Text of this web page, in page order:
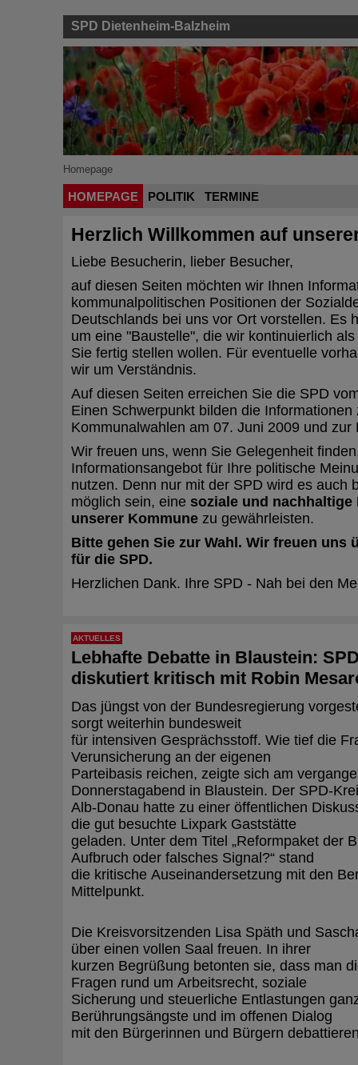
SPD Dietenheim-Balzheim
Homepage
HOMEPAGE POLITIK TERMINE
Herzlich Willkommen auf
Liebe Besucherin, lieber Besucher,
auf diesen Seiten möchten wir Ihnen
kommunalpolitischen Positionen der
Deutschlands bei uns vor Ort vorstellen. Es
um eine "Baustelle", die wir kontinuierlich
Sie fertig stellen wollen. Für eventuelle
wir um Verständnis.
Auf diesen Seiten erreichen Sie die SPD
Einen Schwerpunkt bilden die Informationen
Kommunalwahlen am 07. Juni 2009 und zur
Wir freuen uns, wenn Sie Gelegenheit
Informationsangebot für Ihre politische
nutzen. Denn nur mit der SPD wird es auch
möglich sein, eine soziale und
unserer Kommune zu gewährleisten.
Bitte gehen Sie zur Wahl. Wir freuen uns
für die SPD.
Herzlichen Dank. Ihre SPD - Nah bei den
AKTUELLES
Lebhafte Debatte in Blaustein:
diskutiert kritisch mit Robin
Das jüngst von der Bundesregierung
sorgt weiterhin bundesweit
für intensiven Gesprächsstoff. Wie tief die
Verunsicherung an der eigenen
Parteibasis reichen, zeigte sich am
Donnerstagabend in Blaustein. Der SPD-
Alb-Donau hatte zu einer öffentlichen
die gut besuchte Lixpark Gaststätte
geladen. Unter dem Titel „Reformpaket der
Aufbruch oder falsches Signal?“ stand
die kritische Auseinandersetzung mit den
Mittelpunkt.
Die Kreisvorsitzenden Lisa Späth und
über einen vollen Saal freuen. In ihrer
kurzen Begrüßung betonten sie, dass man
Fragen rund um Arbeitsrecht, soziale
Sicherung und steuerliche Entlastungen
Berührungsängste und im offenen Dialog
mit den Bürgerinnen und Bürgern